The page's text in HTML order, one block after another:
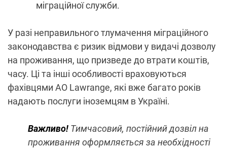
міграційної служби.
У разі неправильного тлумачення міграційного
законодавства є ризик відмови у видачі дозволу
на проживання, що призведе до втрати коштів,
часу. Ці та інші особливості враховуються
фахівцями АО Lawrange, які вже багато років
надають послуги іноземцям в Україні.
Важливо! Тимчасовий, постійний дозвіл на
проживання оформляється за необхідності